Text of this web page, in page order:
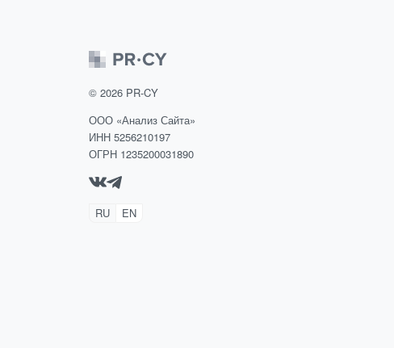
© 2026 PR-CY
ООО «Анализ Сайта»
ИНН 5256210197
ОГРН 1235200031890
RU EN